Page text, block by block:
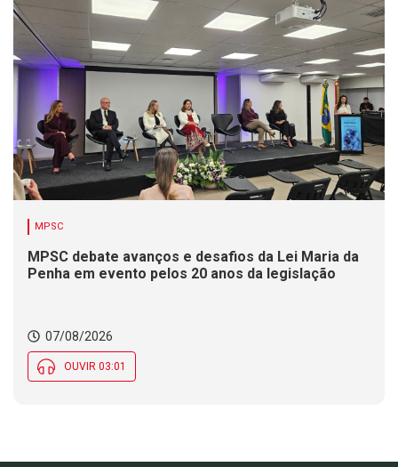
MPSC
MPSC debate avanços e desafios da Lei Maria da
Penha em evento pelos 20 anos da legislação
07/08/2026
OUVIR 03:01